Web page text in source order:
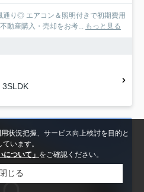
り◎ エアコン＆照明付きで初期費用
動産購入・売却をお考... もっと見る
状況把握、サービス向上検討を目的と
います。
について」 をご確認ください。
閉じる